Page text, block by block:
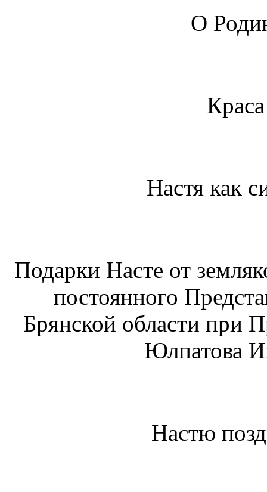
О
Настя как
Подарки Насте от
постоянного
Брянской области при
Юлпатова
Настю